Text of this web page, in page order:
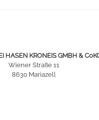
HASEN KRONEIS GMBH &
Wiener Straße 11
8630 Mariazell